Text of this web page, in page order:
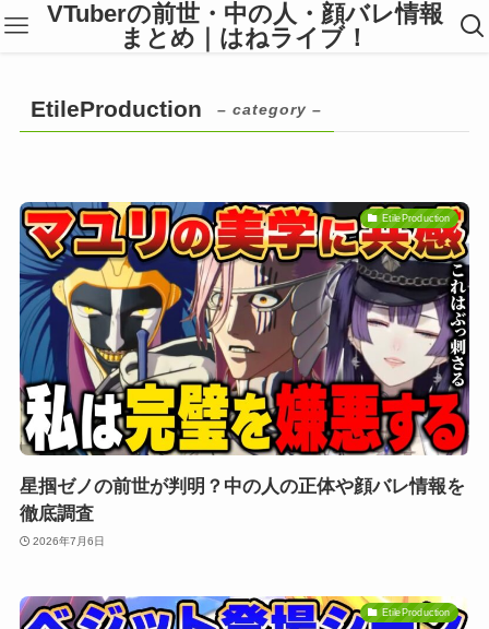
VTuberの前世・中の人・顔バレ情報
まとめ｜はねライブ！
EtileProduction – category –
EtileProduction
星掴ゼノの前世が判明？中の人の正体や顔バレ情報を
徹底調査
2026年7月6日
EtileProduction